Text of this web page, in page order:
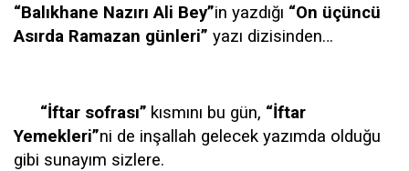
“Balıkhane Nazırı Ali Bey”in yazdığı “On üçüncü
Asırda Ramazan günleri” yazı dizisinden…
“İftar sofrası” kısmını bu gün, “İftar
Yemekleri”ni de inşallah gelecek yazımda olduğu
gibi sunayım sizlere.